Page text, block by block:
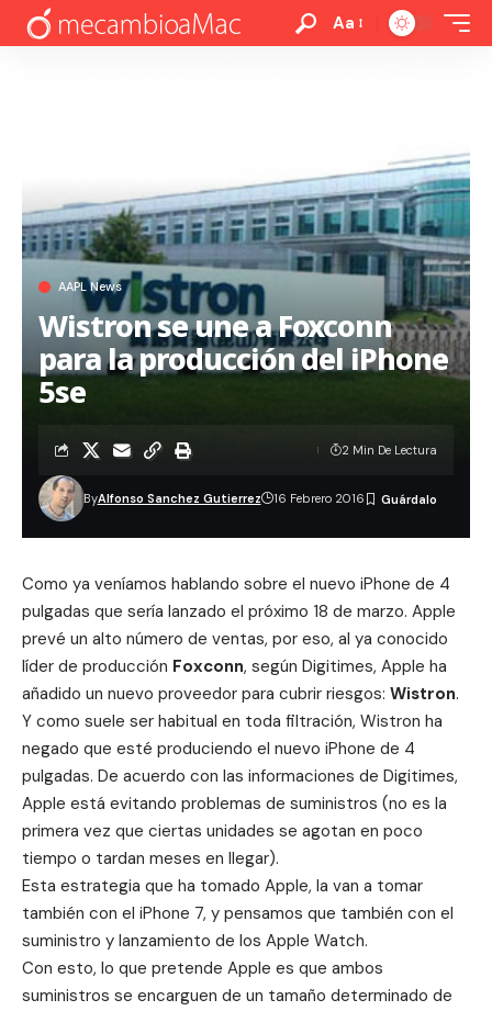
Aa
AAPL News
Wistron se une a Foxconn
para la producción del iPhone
5se
ByAlfonso Sanchez Gutierrez 16 Febrero 2016
2 Min De Lectura
Como ya veníamos hablando sobre el nuevo iPhone de 4
pulgadas que sería lanzado el próximo 18 de marzo. Apple
prevé un alto número de ventas, por eso, al ya conocido
líder de producción Foxconn, según Digitimes, Apple ha
añadido un nuevo proveedor para cubrir riesgos: Wistron.
Y como suele ser habitual en toda filtración, Wistron ha
negado que esté produciendo el nuevo iPhone de 4
pulgadas. De acuerdo con las informaciones de Digitimes,
Apple está evitando problemas de suministros (no es la
primera vez que ciertas unidades se agotan en poco
tiempo o tardan meses en llegar).
Esta estrategia que ha tomado Apple, la van a tomar
también con el iPhone 7, y pensamos que también con el
suministro y lanzamiento de los Apple Watch.
Con esto, lo que pretende Apple es que ambos
suministros se encarguen de un tamaño determinado de